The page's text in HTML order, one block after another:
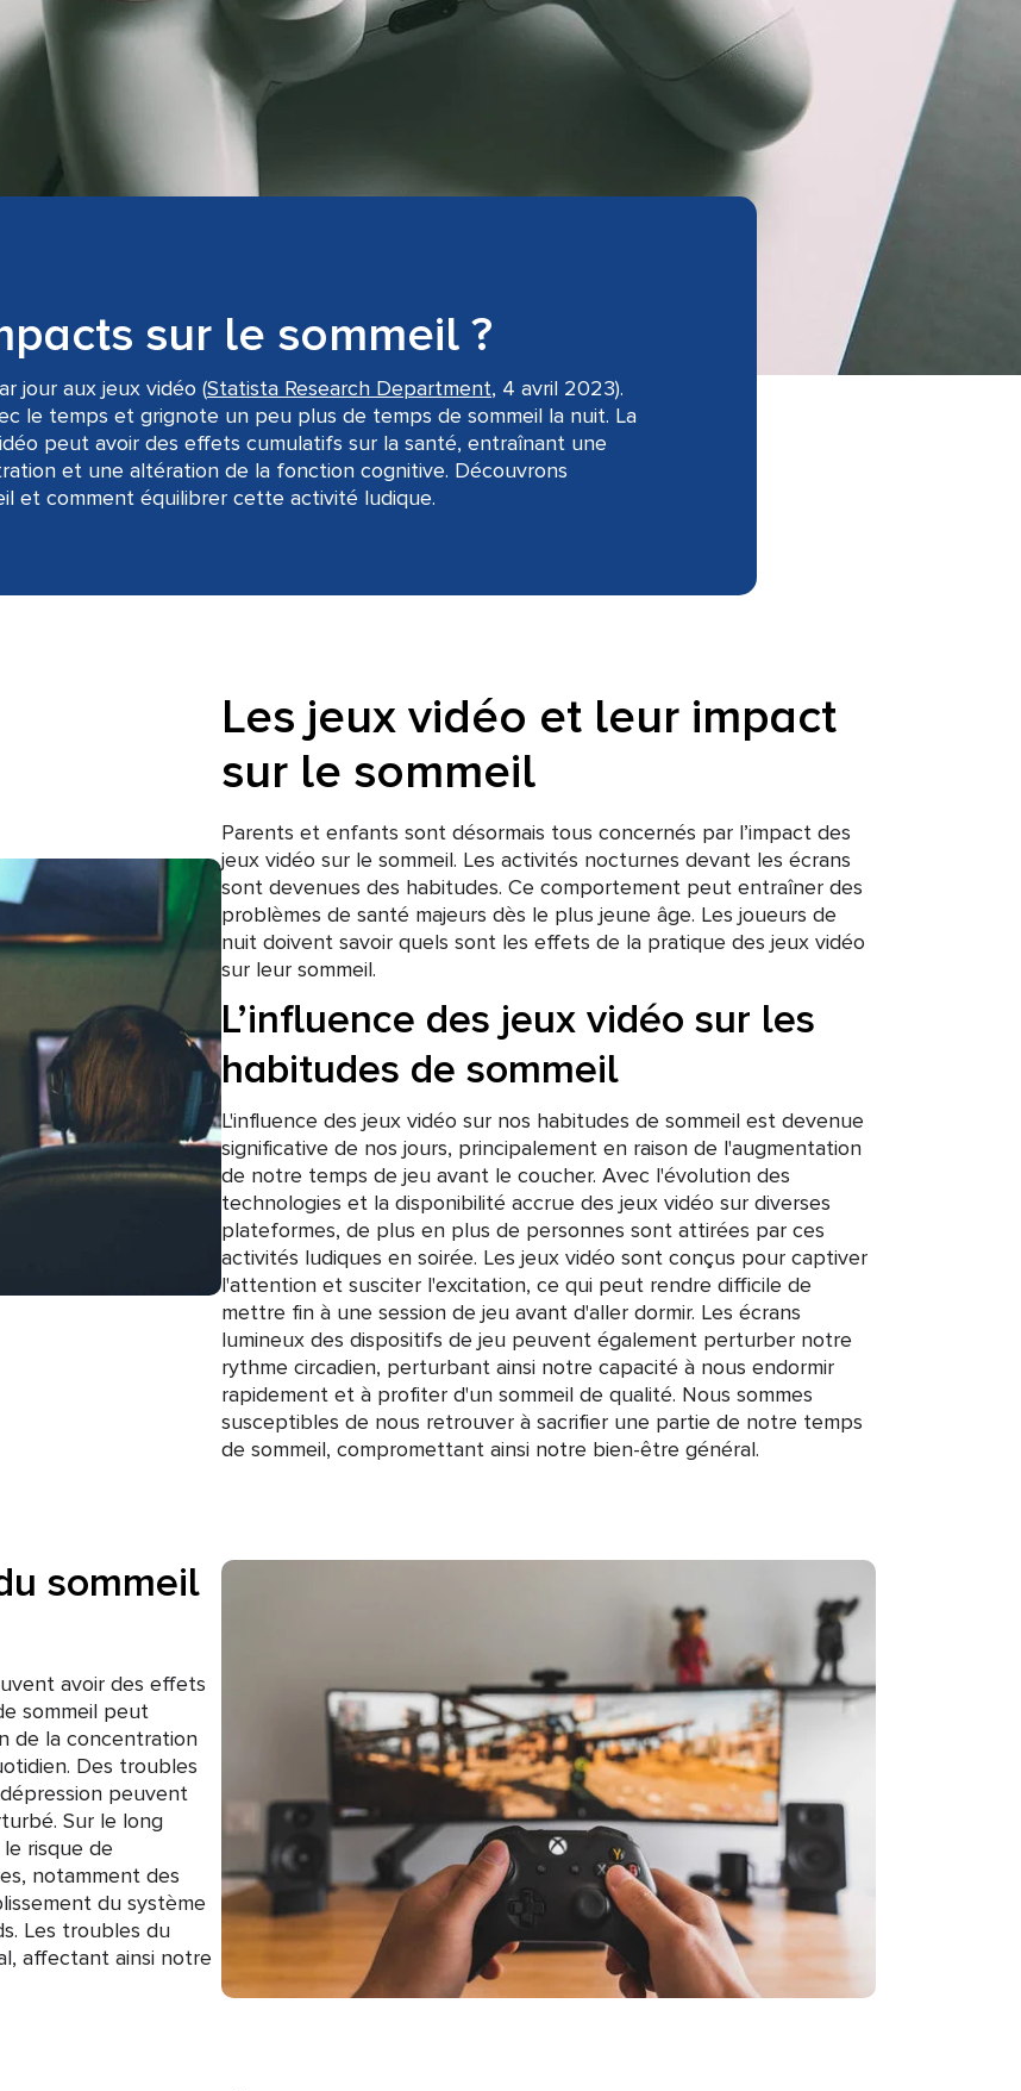
sur le sommeil ?
jour aux jeux vidéo (Statista Research Department, 4 avril 2023).
le temps et grignote un peu plus de temps de sommeil la nuit. La
peut avoir des effets cumulatifs sur la santé, entraînant une
et une altération de la fonction cognitive. Découvrons
et comment équilibrer cette activité ludique.
Les jeux vidéo et leur impact
sur le sommeil
Parents et enfants sont désormais tous concernés par l’impact des
jeux vidéo sur le sommeil. Les activités nocturnes devant les écrans
sont devenues des habitudes. Ce comportement peut entraîner des
problèmes de santé majeurs dès le plus jeune âge. Les joueurs de
nuit doivent savoir quels sont les effets de la pratique des jeux vidéo
sur leur sommeil.
L’influence des jeux vidéo sur les
habitudes de sommeil
L'influence des jeux vidéo sur nos habitudes de sommeil est devenue
significative de nos jours, principalement en raison de l'augmentation
de notre temps de jeu avant le coucher. Avec l'évolution des
technologies et la disponibilité accrue des jeux vidéo sur diverses
plateformes, de plus en plus de personnes sont attirées par ces
activités ludiques en soirée. Les jeux vidéo sont conçus pour captiver
l'attention et susciter l'excitation, ce qui peut rendre difficile de
mettre fin à une session de jeu avant d'aller dormir. Les écrans
lumineux des dispositifs de jeu peuvent également perturber notre
rythme circadien, perturbant ainsi notre capacité à nous endormir
rapidement et à profiter d'un sommeil de qualité. Nous sommes
susceptibles de nous retrouver à sacrifier une partie de notre temps
de sommeil, compromettant ainsi notre bien-être général.
sommeil
avoir des effets
sommeil peut
de la concentration
Des troubles
peuvent
Sur le long
risque de
notamment des
du système
Les troubles du
affectant ainsi notre